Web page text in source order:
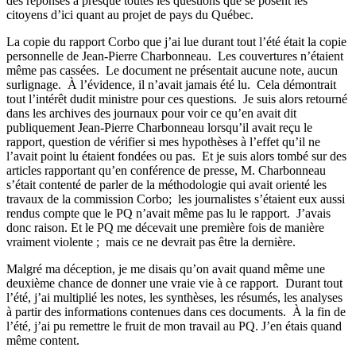
citoyens d’ici quant au projet de pays du Québec.
La copie du rapport Corbo que j’ai lue durant tout l’été était la copie
personnelle de Jean-Pierre Charbonneau. Les couvertures n’étaient
même pas cassées. Le document ne présentait aucune note, aucun
surlignage. À l’évidence, il n’avait jamais été lu. Cela démontrait
tout l’intérêt dudit ministre pour ces questions. Je suis alors retourné
dans les archives des journaux pour voir ce qu’en avait dit
publiquement Jean-Pierre Charbonneau lorsqu’il avait reçu le
rapport, question de vérifier si mes hypothèses à l’effet qu’il ne
l’avait point lu étaient fondées ou pas. Et je suis alors tombé sur des
articles rapportant qu’en conférence de presse, M. Charbonneau
s’était contenté de parler de la méthodologie qui avait orienté les
travaux de la commission Corbo; les journalistes s’étaient eux aussi
rendus compte que le PQ n’avait même pas lu le rapport. J’avais
donc raison. Et le PQ me décevait une première fois de manière
vraiment violente ; mais ce ne devrait pas être la dernière.
Malgré ma déception, je me disais qu’on avait quand même une
deuxième chance de donner une vraie vie à ce rapport. Durant tout
l’été, j’ai multiplié les notes, les synthèses, les résumés, les analyses
à partir des informations contenues dans ces documents. À la fin de
l’été, j’ai pu remettre le fruit de mon travail au PQ. J’en étais quand
même content.